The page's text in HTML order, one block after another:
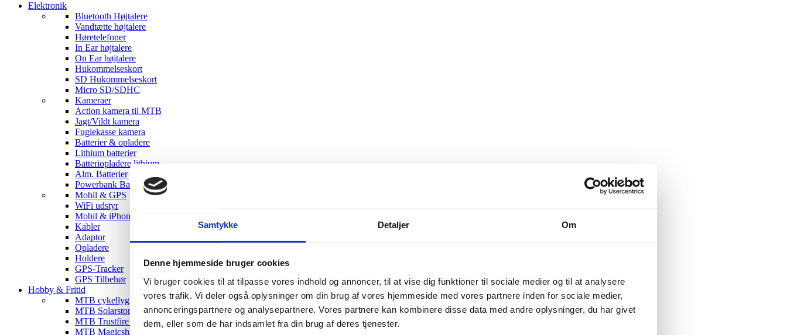
Samtykke Detaljer Om
Denne hjemmeside bruger cookies
Vi bruger cookies til at tilpasse vores indhold og annoncer, til at vise dig funktioner til sociale medier og til at analysere
vores trafik. Vi deler også oplysninger om din brug af vores hjemmeside med vores partnere inden for sociale medier,
annonceringspartnere og analysepartnere. Vores partnere kan kombinere disse data med andre oplysninger, du har givet
dem, eller som de har indsamlet fra din brug af deres tjenester.
Elektronik
Bluetooth Højtalere
Vandtætte højtalere
Høretelefoner
In Ear højtalere
On Ear højtalere
Hukommelseskort
SD Hukommelseskort
Micro SD/SDHC
Kameraer
Action kamera til MTB
Jagt/Vildt kamera
Fuglekasse kamera
Batterier & opladere
Lithium batterier
Batteriopladere lithium
Alm. Batterier
Powerbank Batterier
Mobil & GPS
WiFi udstyr
Mobil & iPhone tilbehør
Kabler
Adaptor
Opladere
Holdere
GPS-Tracker
GPS Tilbehør
Hobby & Fritid
MTB cykellygter
MTB Solarstorm Lygter & tilbehør
MTB Trustfire Lygter
MTB Magicshine Lygter